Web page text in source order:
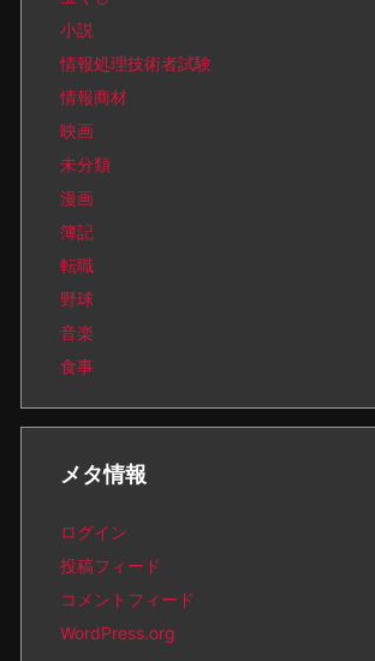
小説
情報処理技術者試験
情報商材
映画
未分類
漫画
簿記
転職
野球
音楽
食事
メタ情報
ログイン
投稿フィード
コメントフィード
WordPress.org